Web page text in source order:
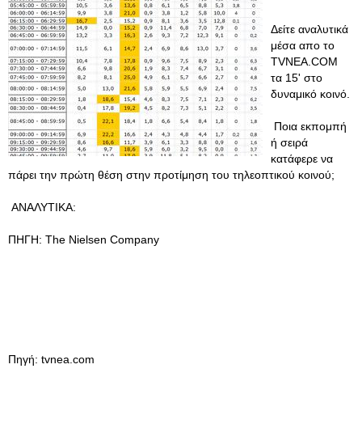
Δείτε αναλυτικά
μέσα απο το
TVNEA.COM
τα 15' στο
δυναμικό κοινό.
Ποια εκπομπή
ή σειρά
κατάφερε να
πάρει την πρώτη θέση στην προτίμηση του τηλεοπτικού κοινού;
ΑΝΑΛΥΤΙΚΑ:
ΠΗΓΗ: The Nielsen Company
Πηγή: tvnea.com